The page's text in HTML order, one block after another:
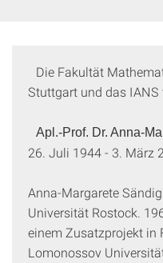
Die Fakultät
Stuttgart und das IANS
Apl.-Prof. Dr. Anna-
26. Juli 1944 - 3. März
Anna-Margarete
Universität Rostock.
einem Zusatzprojekt in
Lomonossov